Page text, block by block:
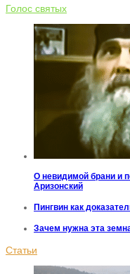
Голос святых
О невидимой брани и
Аризонский
Пингвин как
Зачем нужна эта
Статьи